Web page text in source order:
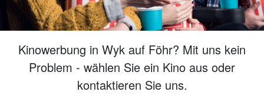
Kinowerbung in Wyk auf Föhr? Mit uns kein
Problem - wählen Sie ein Kino aus oder
kontaktieren Sie uns.